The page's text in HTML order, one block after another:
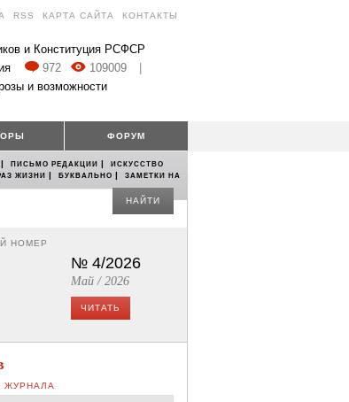
RSS КАРТА САЙТА КОНТАКТЫ
и Конституция РСФСР
972 109009
и возможности
ФОРУМ
| ПИСЬМО РЕДАКЦИИ |
ИСКУССТВО
ЖИЗНИ | БУКВАЛЬНО |
ЗАМЕТКИ НА
НАЙТИ
НОМЕР
№ 4/2026
Май / 2026
ЧИТАТЬ
ЖУРНАЛА